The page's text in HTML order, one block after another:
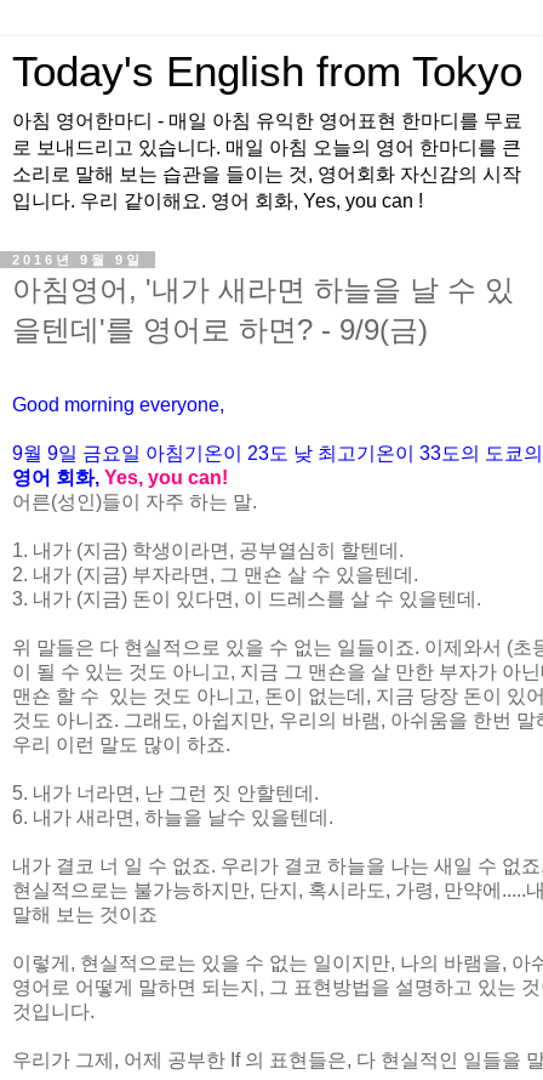
Today's English from Tokyo
아침 영어한마디 - 매일 아침 유익한 영어표현 한마디를 무료
로 보내드리고 있습니다. 매일 아침 오늘의 영어 한마디를 큰
소리로 말해 보는 습관을 들이는 것, 영어회화 자신감의 시작
입니다. 우리 같이해요. 영어 회화, Yes, you can !
2016년 9월 9일
아침영어, '내가 새라면 하늘을 날 수 있
을텐데'를 영어로 하면? - 9/9(금)
Good morning everyone,
9월 9일 금요일 아침기온이 23도 낮 최고기온이 33도의 도쿄
영어 회화, Yes, you can!
어른(성인)들이 자주 하는 말.
1. 내가 (지금) 학생이라면, 공부열심히 할텐데.
2. 내가 (지금) 부자라면, 그 맨숀 살 수 있을텐데.
3. 내가 (지금) 돈이 있다면, 이 드레스를 살 수 있을텐데.
위 말들은 다 현실적으로 있을 수 없는 일들이죠. 이제와서 (초
이 될 수 있는 것도 아니고, 지금 그 맨숀을 살 만한 부자가 아
맨숀 할 수 있는 것도 아니고, 돈이 없는데, 지금 당장 돈이 있
것도 아니죠. 그래도, 아쉽지만, 우리의 바램, 아쉬움을 한번
우리 이런 말도 많이 하죠.
5. 내가 너라면, 난 그런 짓 안할텐데.
6. 내가 새라면, 하늘을 날수 있을텐데.
내가 결코 너 일 수 없죠. 우리가 결코 하늘을 나는 새일 수 없
현실적으로는 불가능하지만, 단지, 혹시라도, 가령, 만약에.....
말해 보는 것이죠
이렇게, 현실적으로는 있을 수 없는 일이지만, 나의 바램을, 아
영어로 어떻게 말하면 되는지, 그 표현방법을 설명하고 있는
것입니다.
우리가 그제, 어제 공부한 If 의 표현들은, 다 현실적인 일들을